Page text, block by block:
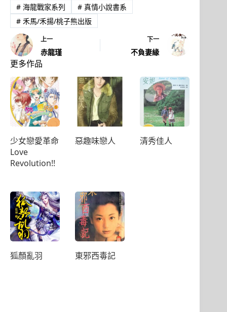
#海龍戰家系列 #真情小說書系
#禾馬/禾揚/桃子熊出版
上一
赤龍瑾
下一
不負妻緣
更多作品
少女戀愛革命
Love
Revolution!!
惡趣味戀人 清秀佳人
狐顏亂羽 東邪西毒記